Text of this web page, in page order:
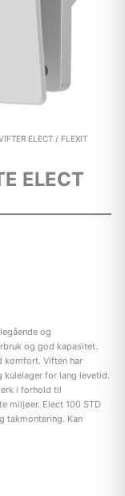
ELECT/ FLEXIT
ELECT
og
og god kapasitet.
komfort. Viften har
for lang levetid.
i forhold til
miljøer. Elect 100 STD
takmontering. Kan